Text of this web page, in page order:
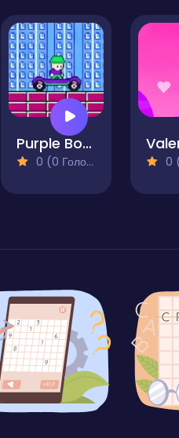
Purple Boy Adventure
0 (0 Голосів) 0